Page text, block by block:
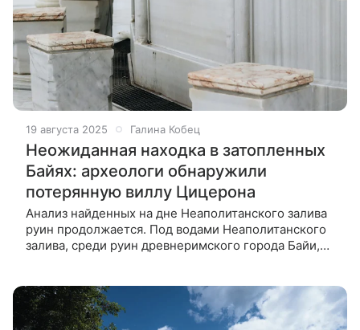
19 августа 2025 Галина Кобец
Неожиданная находка в затопленных
Байях: археологи обнаружили
потерянную виллу Цицерона
Анализ найденных на дне Неаполитанского залива
руин продолжается. Под водами Неаполитанского
залива, среди руин древнеримского города Байи,